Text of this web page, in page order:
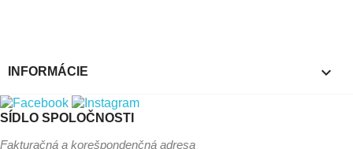
INFORMÁCIE 
SÍDLO SPOLOČNOSTI
Fakturačná a korešpondenčná adresa